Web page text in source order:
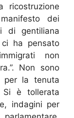
ricostruzione
dei
di gentiliana
ha pensato
non
Non sono
per la tenuta
Si è tollerata
indagini per